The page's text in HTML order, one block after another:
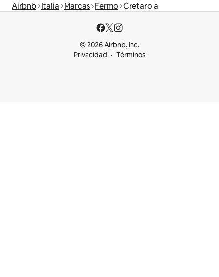
Airbnb Italia Marcas Fermo Cretarola
© 2026 Airbnb, Inc.
Privacidad
Términos